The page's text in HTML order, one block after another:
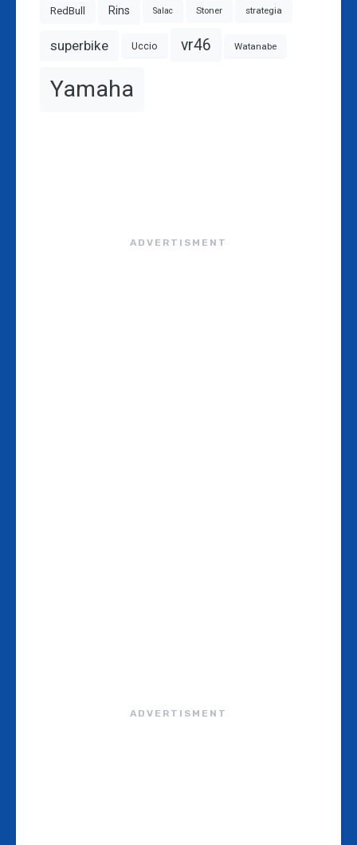
RedBull Rins Salac Stoner strategia
superbike Uccio vr46 Watanabe
Yamaha
ADVERTISMENT
ADVERTISMENT